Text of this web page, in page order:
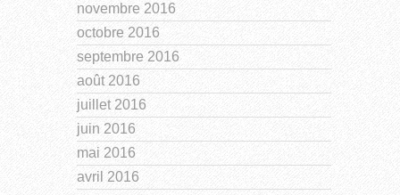
novembre 2016
octobre 2016
septembre 2016
août 2016
juillet 2016
juin 2016
mai 2016
avril 2016